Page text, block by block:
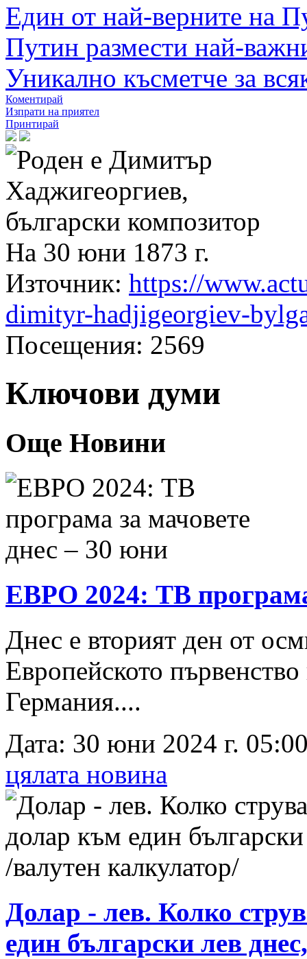
Един от най-верните на
Путин размести най-
Уникално късметче за
Коментирай
Изпрати на приятел
Принтирай
На 30 юни 1873 г.
Източник: https://
dimityr-hadjigeorgiev-
Посещения: 2569
Ключови думи
Още Новини
ЕВРО 2024: ТВ
Днес е вторият ден от
Европейското
Германия....
Дата: 30 юни 2024 г.
цялата новина
Долар - лев. Колко
един български лев